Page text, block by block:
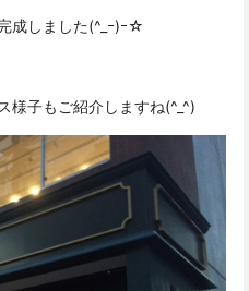
成しました(^_ｰ)ｰ☆
様子もご紹介しますね(^_^)